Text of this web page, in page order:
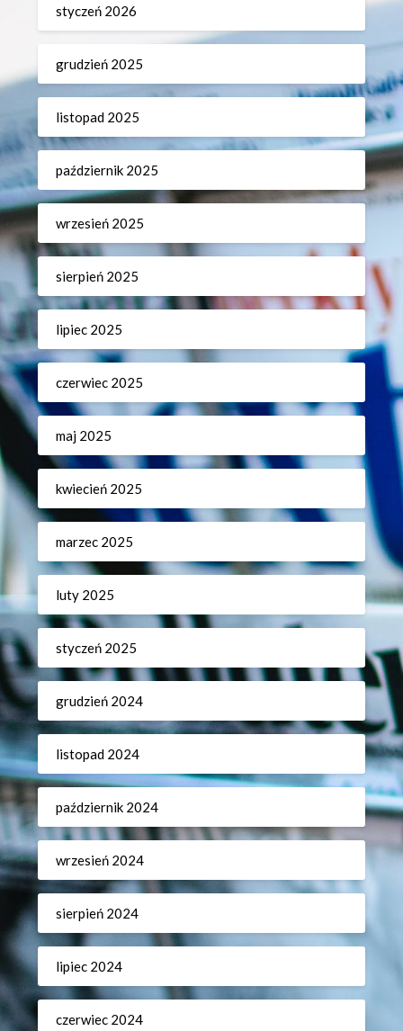
styczeń 2026
grudzień 2025
listopad 2025
październik 2025
wrzesień 2025
sierpień 2025
lipiec 2025
czerwiec 2025
maj 2025
kwiecień 2025
marzec 2025
luty 2025
styczeń 2025
grudzień 2024
listopad 2024
październik 2024
wrzesień 2024
sierpień 2024
lipiec 2024
czerwiec 2024